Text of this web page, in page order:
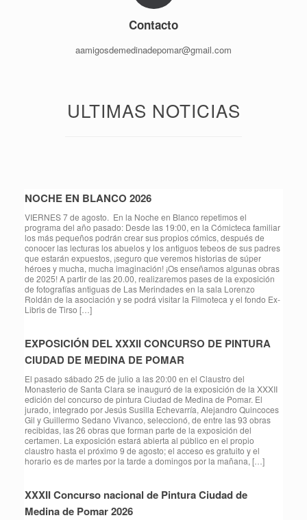
Contacto
aamigosdemedinadepomar@gmail.com
ULTIMAS NOTICIAS
NOCHE EN BLANCO 2026
VIERNES 7 de agosto. En la Noche en Blanco repetimos el
programa del año pasado: Desde las 19:00, en la Cómicteca familiar
los más pequeños podrán crear sus propios cómics, después de
conocer las lecturas los abuelos y los antiguos tebeos de sus padres
que estarán expuestos, ¡seguro que veremos historias de súper
héroes y mucha, mucha imaginación! ¡Os enseñamos algunas obras
de 2025! A partir de las 20.00, realizaremos pases de la exposición
de fotografías antiguas de Las Merindades en la sala Lorenzo
Roldán de la asociación y se podrá visitar la Filmoteca y el fondo Ex-
Libris de Tirso […]
EXPOSICIÓN DEL XXXII CONCURSO DE PINTURA
CIUDAD DE MEDINA DE POMAR
El pasado sábado 25 de julio a las 20:00 en el Claustro del
Monasterio de Santa Clara se inauguró de la exposición de la XXXII
edición del concurso de pintura Ciudad de Medina de Pomar. El
jurado, integrado por Jesús Susilla Echevarría, Alejandro Quincoces
Gil y Guillermo Sedano Vivanco, seleccionó, de entre las 93 obras
recibidas, las 26 obras que forman parte de la exposición del
certamen. La exposición estará abierta al público en el propio
claustro hasta el próximo 9 de agosto; el acceso es gratuito y el
horario es de martes por la tarde a domingos por la mañana, […]
XXXII Concurso nacional de Pintura Ciudad de
Medina de Pomar 2026